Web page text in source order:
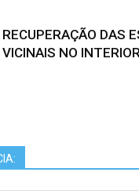
RECUPERAÇÃO DAS
VICINAIS NO